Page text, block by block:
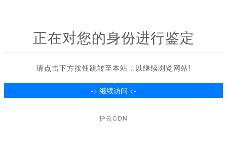
正在对您的身份进行鉴定
请点击下方按钮跳转至本站，以继续浏览网站!
护云CDN